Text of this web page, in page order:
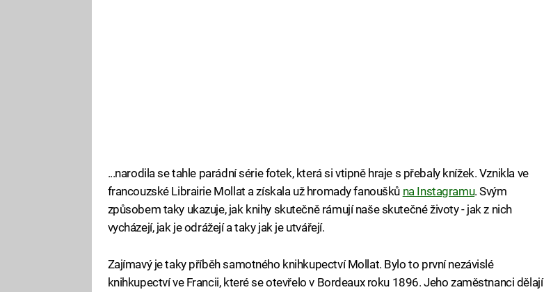
...narodila se tahle parádní série fotek, která si vtipně hraje s přebaly knížek. Vznikla ve
francouzské Librairie Mollat a získala už hromady fanoušků na Instagramu. Svým
způsobem taky ukazuje, jak knihy skutečně rámují naše skutečné životy - jak z nich
vycházejí, jak je odrážejí a taky jak je utvářejí.
Zajímavý je taky příběh samotného knihkupectví Mollat. Bylo to první nezávislé
knihkupectví ve Francii, které se otevřelo v Bordeaux roku 1896. Jeho zaměstnanci dělají